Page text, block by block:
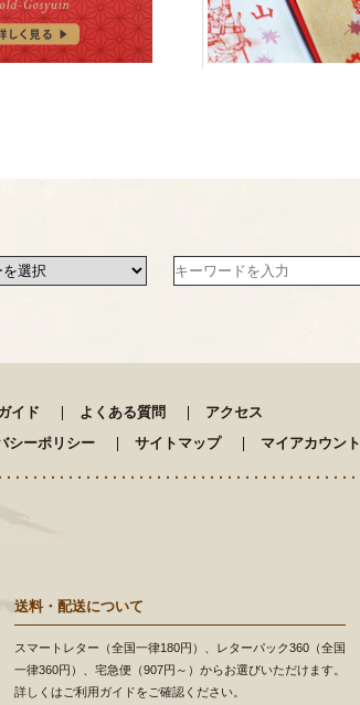
イド よくある質問
アクセス
シーポリシー サイトマップ マイアカウント
送料・配送について
スマートレター（全国一律180円）、レターパック360（全国
一律360円）、宅急便（907円～）からお選びいただけます。
詳しくはご利用ガイドをご確認ください。